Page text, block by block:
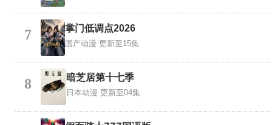
7 掌门低调点2026
国产动漫 更新至15集
8 暗芝居第十七季
日本动漫 更新至04集